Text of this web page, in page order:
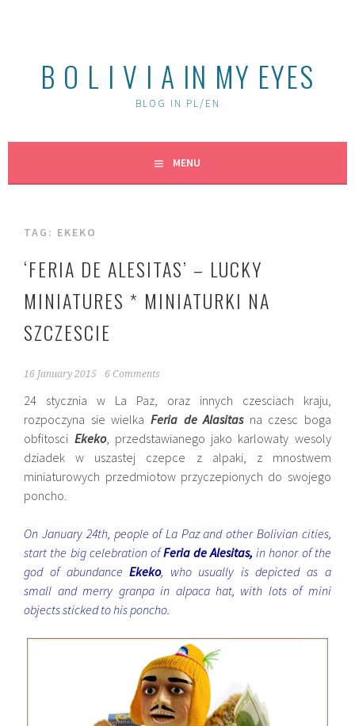
B O L I V I A IN MY EYES
BLOG IN PL/EN
MENU
TAG: EKEKO
‘FERIA DE ALESITAS’ – LUCKY
MINIATURES * MINIATURKI NA
SZCZESCIE
16 January 2015 6 Comments
24 stycznia w La Paz, oraz innych czesciach kraju,
rozpoczyna sie wielka Feria de Alasitasna czesc boga
obfitosci Ekeko, przedstawianego jako karlowaty wesoly
dziadek w uszastej czepce z alpaki, z mnostwem
miniaturowych przedmiotow przyczepionych do swojego
poncho.
On January 24th, people of La Paz and other Bolivian cities,
start the big celebration ofFeria de Alesitas,in honor of the
god of abundanceEkeko, who usually is depicted as a
small and merry granpa in alpaca hat, with lots of mini
objects sticked to his poncho.